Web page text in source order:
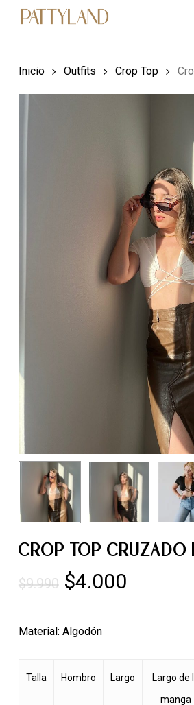
content
Inicio Outfits Crop Top
CROP TOP CRUZADO
$9.990 El
original
era:
$4.000El
Material: Algodón
Talla Hombro Largo
Largo de
manga